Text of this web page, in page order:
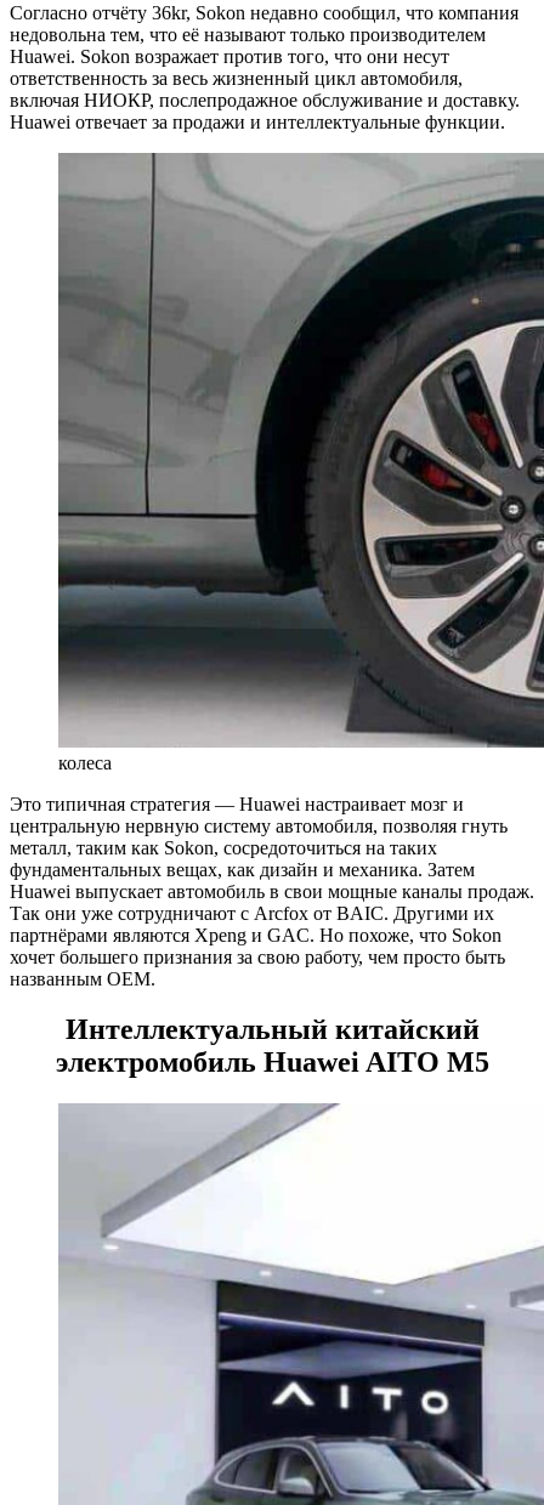
Согласно отчёту 36kr, Sokon недавно сообщил, что компания
недовольна тем, что её называют только производителем
Huawei. Sokon возражает против того, что они несут
ответственность за весь жизненный цикл автомобиля,
включая НИОКР, послепродажное обслуживание и доставку.
Huawei отвечает за продажи и интеллектуальные функции.
колеса
Это типичная стратегия — Huawei настраивает мозг и
центральную нервную систему автомобиля, позволяя гнуть
металл, таким как Sokon, сосредоточиться на таких
фундаментальных вещах, как дизайн и механика. Затем
Huawei выпускает автомобиль в свои мощные каналы продаж.
Так они уже сотрудничают с Arcfox от BAIC. Другими их
партнёрами являются Xpeng и GAC. Но похоже, что Sokon
хочет большего признания за свою работу, чем просто быть
названным OEM.
Интеллектуальный китайский
электромобиль Huawei AITO M5